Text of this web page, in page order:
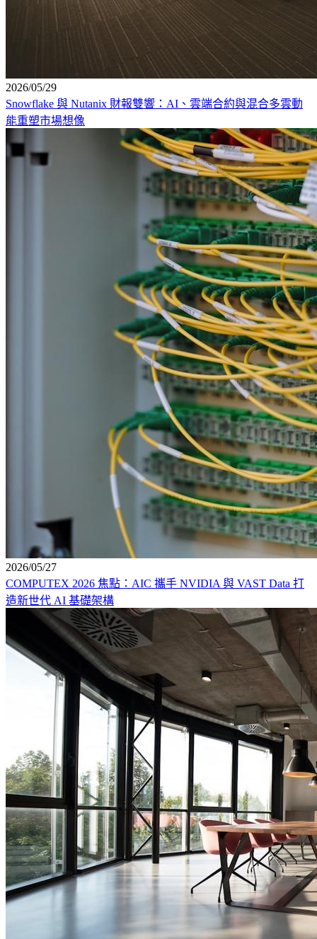
2026/05/29
Snowflake 與 Nutanix 財報雙響：AI、雲端合約與混合多雲動
能重塑市場想像
2026/05/27
COMPUTEX 2026 焦點：AIC 攜手 NVIDIA 與 VAST Data 打
造新世代 AI 基礎架構